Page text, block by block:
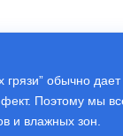
грязи” обычно дает
Поэтому мы
и влажных зон.